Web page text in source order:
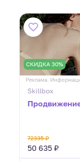
СКИДКА 30%
Реклама.
Skillbox
72335 ₽
50 635 ₽